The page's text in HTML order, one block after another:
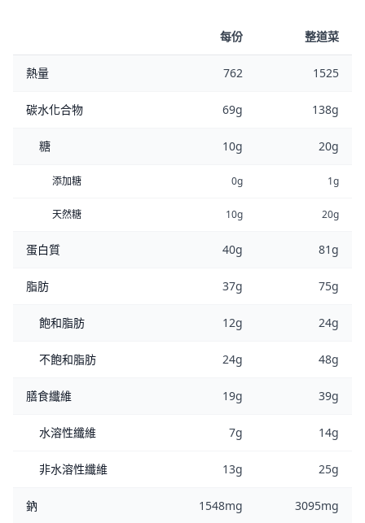
每份 整道菜
熱量 762 1525
碳水化合物 69g 138g
糖 10g 20g
添加糖 0g 1g
天然糖 10g 20g
蛋白質 40g 81g
脂肪 37g 75g
飽和脂肪 12g 24g
不飽和脂肪 24g 48g
膳食纖維 19g 39g
水溶性纖維 7g 14g
非水溶性纖維 13g 25g
鈉 1548mg 3095mg